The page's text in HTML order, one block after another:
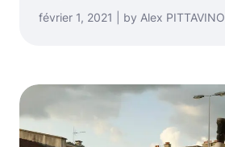
février 1, 2021 | by Alex PITTAVINO